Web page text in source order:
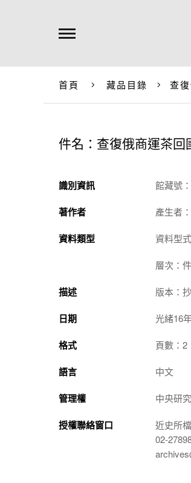
首頁 藏品目錄 查
件名：查復俄商運茶
識別資訊 館藏號
著作者 產生者
資料類型 資料型
層次：件
描述 版本：
日期 光緒16
格式 頁數：2
語言 中文
管理權 中央研
授權聯絡窗口
近史所
02-